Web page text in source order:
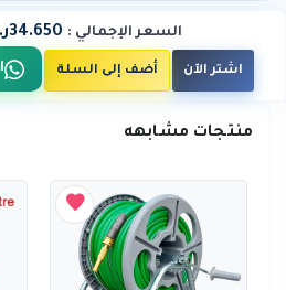
السعر الإجمالي : 34.650ر.ع
اشتر الآن أضف إلى السلة
منتجات مشابهه